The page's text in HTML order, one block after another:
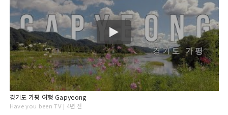
경기도 가평 여행 Gapyeong
Have you been TV | 4년 전